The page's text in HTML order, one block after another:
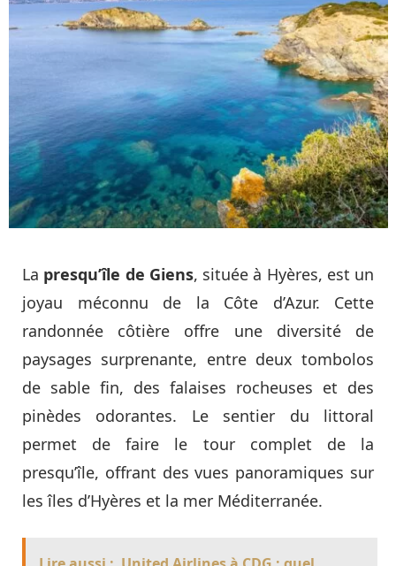
La presqu’île de Giens, située à Hyères, est un
joyau méconnu de la Côte d’Azur. Cette
randonnée côtière offre une diversité de
paysages surprenante, entre deux tombolos
de sable fin, des falaises rocheuses et des
pinèdes odorantes. Le sentier du littoral
permet de faire le tour complet de la
presqu’île, offrant des vues panoramiques sur
les îles d’Hyères et la mer Méditerranée.